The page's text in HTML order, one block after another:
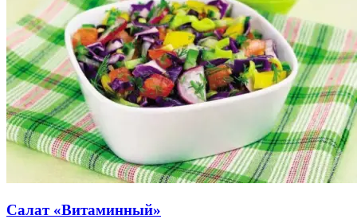
Салат «Витаминный»